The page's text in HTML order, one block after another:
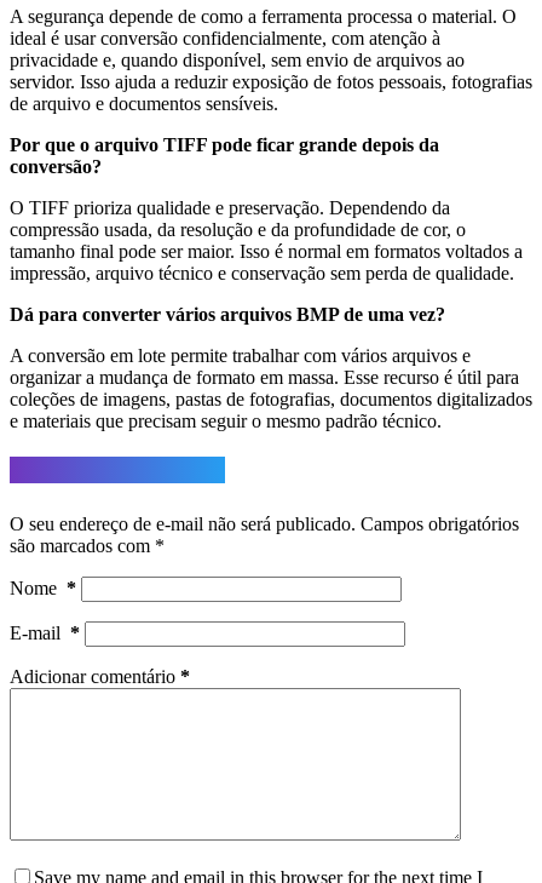
A segurança depende de como a ferramenta processa o material. O
ideal é usar conversão confidencialmente, com atenção à
privacidade e, quando disponível, sem envio de arquivos ao
servidor. Isso ajuda a reduzir exposição de fotos pessoais, fotografias
de arquivo e documentos sensíveis.
Por que o arquivo TIFF pode ficar grande depois da
conversão?
O TIFF prioriza qualidade e preservação. Dependendo da
compressão usada, da resolução e da profundidade de cor, o
tamanho final pode ser maior. Isso é normal em formatos voltados a
impressão, arquivo técnico e conservação sem perda de qualidade.
Dá para converter vários arquivos BMP de uma vez?
A conversão em lote permite trabalhar com vários arquivos e
organizar a mudança de formato em massa. Esse recurso é útil para
coleções de imagens, pastas de fotografias, documentos digitalizados
e materiais que precisam seguir o mesmo padrão técnico.
O seu endereço de e-mail não será publicado. Campos obrigatórios
são marcados com *
Nome *
E-mail *
Adicionar comentário *
Save my name and email in this browser for the next time I